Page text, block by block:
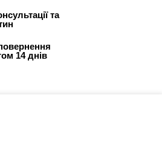
та
14 днів